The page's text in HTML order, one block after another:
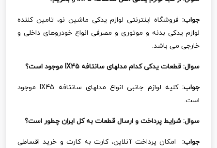
جواب: فروشگاه اینترنتی لوازم یدکی ماشین نو، تامین کننده
لوازم یدکی بدنه و موتوری و مصرفی انواع خودروهای داخلی و
خارجی می باشد.
سوال: قطعات یدکی کدام مدلهای سانتافه IX45 موجود است؟
جواب:کلیه لوازم جانبی انواع مدلهای سانتافه IX45موجود
است.
سوال: شرایط پرداخت و ارسال قطعات به کل ایران چطور است؟
جواب:
امکان پرداخت آنلاین، کارت به کارت و خرید اقساطی